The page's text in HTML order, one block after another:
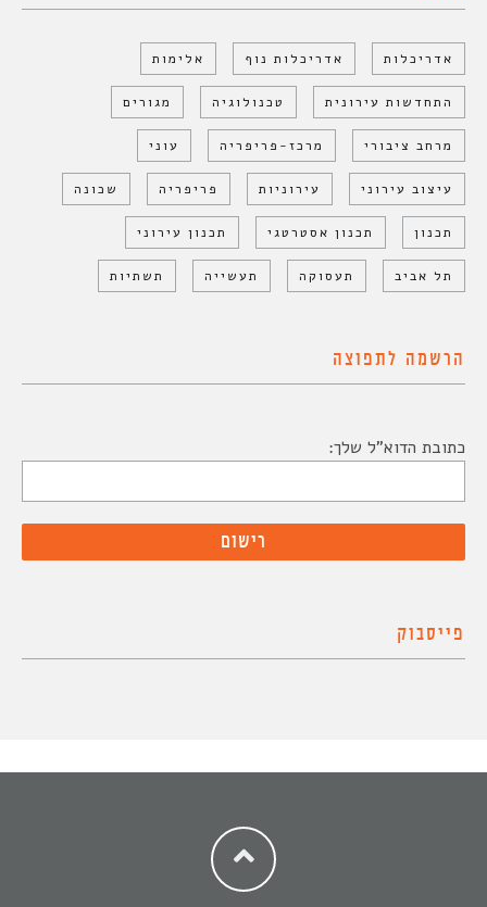
אדריכלות אדריכלות נוף אלימות
התחדשות עירונית טכנולוגיה מגורים
מרחב ציבורי מרכז-פריפריה עוני
עיצוב עירוני עירוניות פריפריה שכונה
תכנון תכנון אסטרטגי תכנון עירוני
תל אביב תעסוקה תעשייה תשתיות
הרשמה לתפוצה
כתובת הדוא"ל שלך:
פייסבוק